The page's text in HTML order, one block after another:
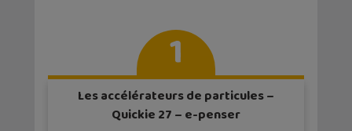
1
Les accélérateurs de particules –
Quickie 27 – e-penser